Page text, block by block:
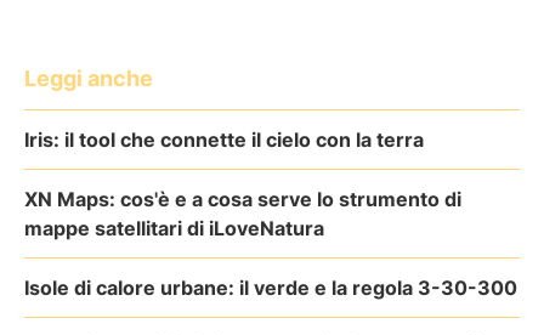
Leggi anche
Iris: il tool che connette il cielo con la terra
XN Maps: cos'è e a cosa serve lo strumento di
mappe satellitari di iLoveNatura
Isole di calore urbane: il verde e la regola 3-30-300